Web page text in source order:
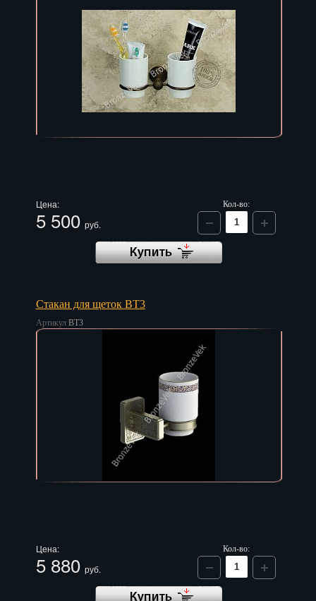
Цена:
5 500 руб.
Кол-во:
Стакан для щеток BT3
Артикул BT3
Цена:
5 880 руб.
Кол-во: